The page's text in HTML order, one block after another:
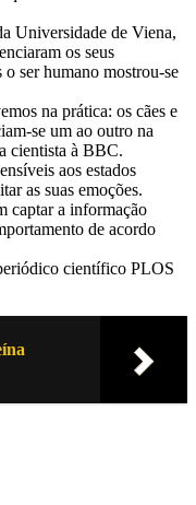
Universidade de Viena,
os seus
ser humano mostrou-se
na prática: os cães e
se um ao outro na
cientista à BBC.
aos estados
as suas emoções.
captar a informação
de acordo
científico PLOS